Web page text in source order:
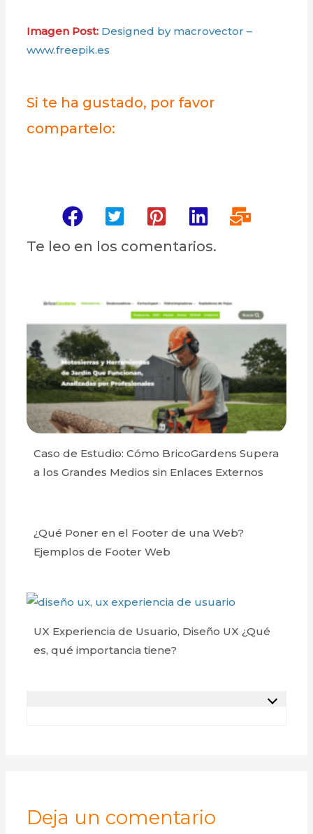
Imagen Post: Designed by macrovector –
www.freepik.es
Si te ha gustado, por favor
compartelo:
Te leo en los comentarios.
Caso de Estudio: Cómo BricoGardens Supera
a los Grandes Medios sin Enlaces Externos
¿Qué Poner en el Footer de una Web?
Ejemplos de Footer Web
UX Experiencia de Usuario, Diseño UX ¿Qué
es, qué importancia tiene?
Deja un comentario